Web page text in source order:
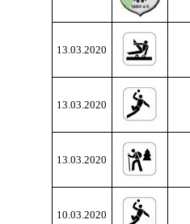
13.03.2020
13.03.2020
13.03.2020
10.03.2020